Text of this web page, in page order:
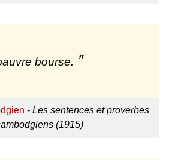
bourse.
- Les sentences et proverbes
(1915)